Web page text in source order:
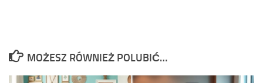
MOŻESZ RÓWNIEŻ POLUBIĆ…